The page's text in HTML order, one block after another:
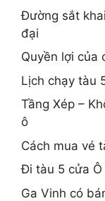
Đường sắt
đại
Quyền lợi của
Lịch chạy tàu
Tầng Xép –
ô
Cách mua vé
Đi tàu 5 cửa Ô
Ga Vinh có